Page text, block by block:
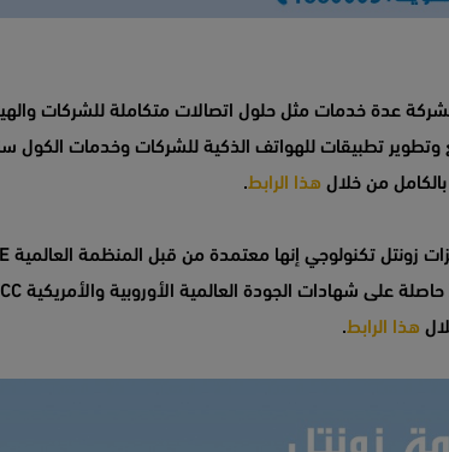
عدة خدمات مثل حلول اتصالات متكاملة للشركات
وتطوير تطبيقات للهواتف الذكية للشركات وخدمات الكول
من خلال هذا الرابط.
هذا الرابط.